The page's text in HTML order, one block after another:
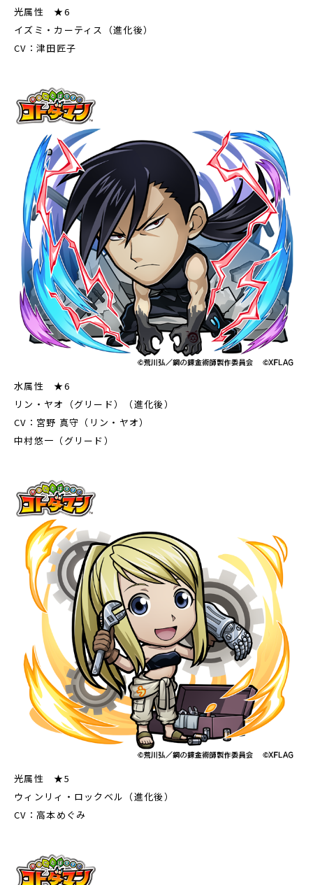
光属性 ★6
イズミ・カーティス（進化後）
CV：津田匠子
水属性 ★6
リン・ヤオ（グリード）（進化後）
CV：宮野 真守（リン・ヤオ）
中村悠一（グリード）
光属性 ★5
ウィンリィ・ロックベル（進化後）
CV：高本めぐみ